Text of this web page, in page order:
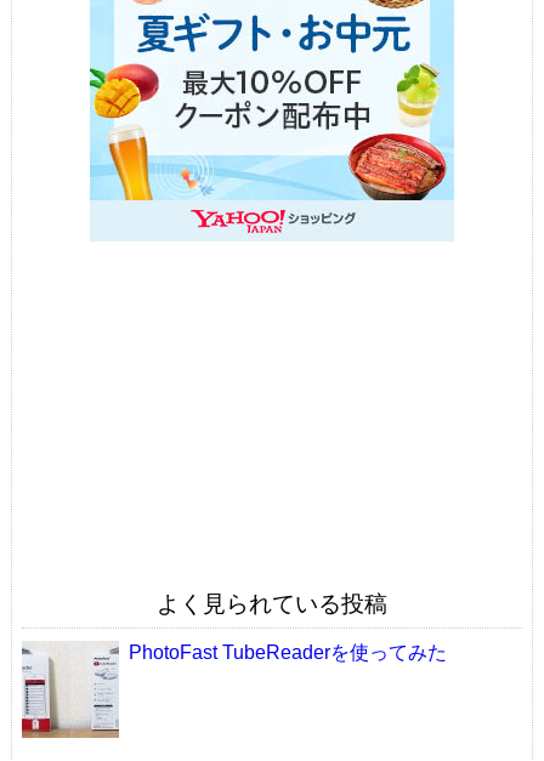
よく見られている投稿
PhotoFast TubeReaderを使ってみた